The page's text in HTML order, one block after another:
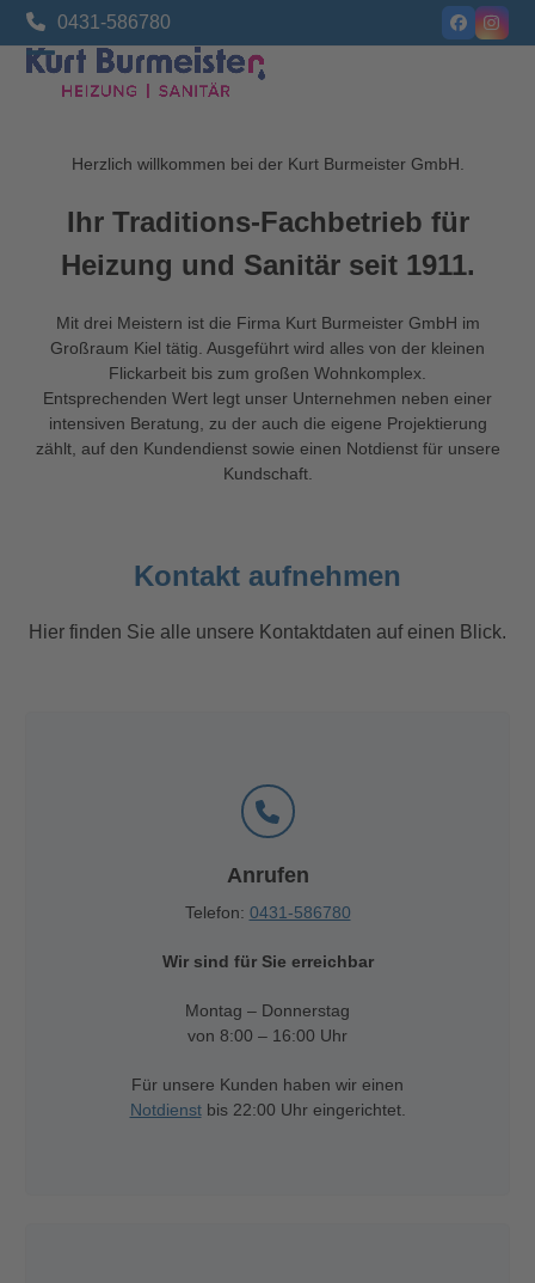
Skip
content
0431-586780 Facebook
Open
menu
Close
menuHerzlich willkommen bei der Kurt Burmeister GmbH.
Ihr Traditions-Fachbetrieb für
Heizung und Sanitär seit 1911.
Mit drei Meistern ist die Firma Kurt Burmeister GmbH im
Großraum Kiel tätig. Ausgeführt wird alles von der kleinen
Flickarbeit bis zum großen Wohnkomplex.
Entsprechenden Wert legt unser Unternehmen neben einer
intensiven Beratung, zu der auch die eigene Projektierung
zählt, auf den Kundendienst sowie einen Notdienst für unsere
Kundschaft.
Kontakt aufnehmen
Hier finden Sie alle unsere Kontaktdaten auf einen Blick.
Anrufen
Telefon: 0431-586780
Wir sind für Sie erreichbar
Montag – Donnerstag
von 8:00 – 16:00 Uhr
Für unsere Kunden haben wir einen
Notdienstbis 22:00 Uhr eingerichtet.